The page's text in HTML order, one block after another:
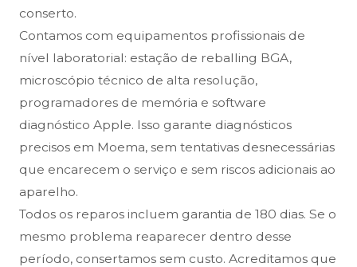
conserto.
Contamos com equipamentos profissionais de
nível laboratorial: estação de reballing BGA,
microscópio técnico de alta resolução,
programadores de memória e software
diagnóstico Apple. Isso garante diagnósticos
precisos em Moema, sem tentativas desnecessárias
que encarecem o serviço e sem riscos adicionais ao
aparelho.
Todos os reparos incluem garantia de 180 dias. Se o
mesmo problema reaparecer dentro desse
período, consertamos sem custo. Acreditamos que